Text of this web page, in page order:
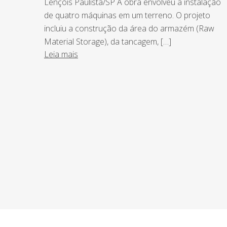
de quatro máquinas em um terreno. O projeto
incluiu a construção da área do armazém (Raw
Material Storage), da tancagem, […]
Leia mais